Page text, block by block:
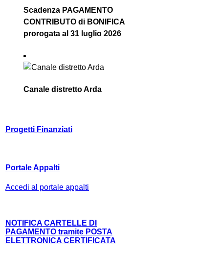
Scadenza PAGAMENTO
CONTRIBUTO di BONIFICA
prorogata al 31 luglio 2026
Canale distretto Arda
Progetti Finanziati
Portale Appalti
Accedi al portale appalti
NOTIFICA CARTELLE DI
PAGAMENTO tramite POSTA
ELETTRONICA CERTIFICATA